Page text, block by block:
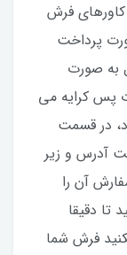
کاورهای فرش
پرداخت
به صورت
پس کرایه می
در قسمت
آدرس و زیر
آن را
تا دقیقا
فرش شما